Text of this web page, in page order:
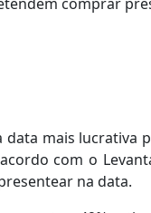
data mais
com o
na data.